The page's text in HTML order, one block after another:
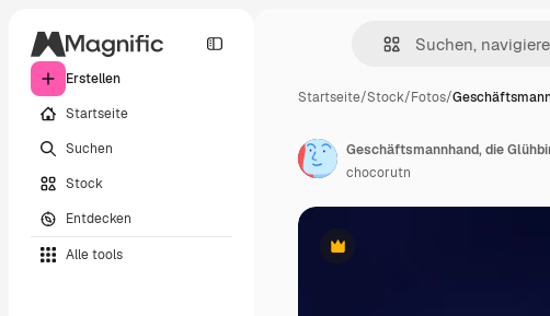
Erstellen
Startseite
Suchen
Stock
Entdecken
Alle tools
Startseite/Stock/Fotos/
Premium
Geschäftsmannhand, die
chocorutn